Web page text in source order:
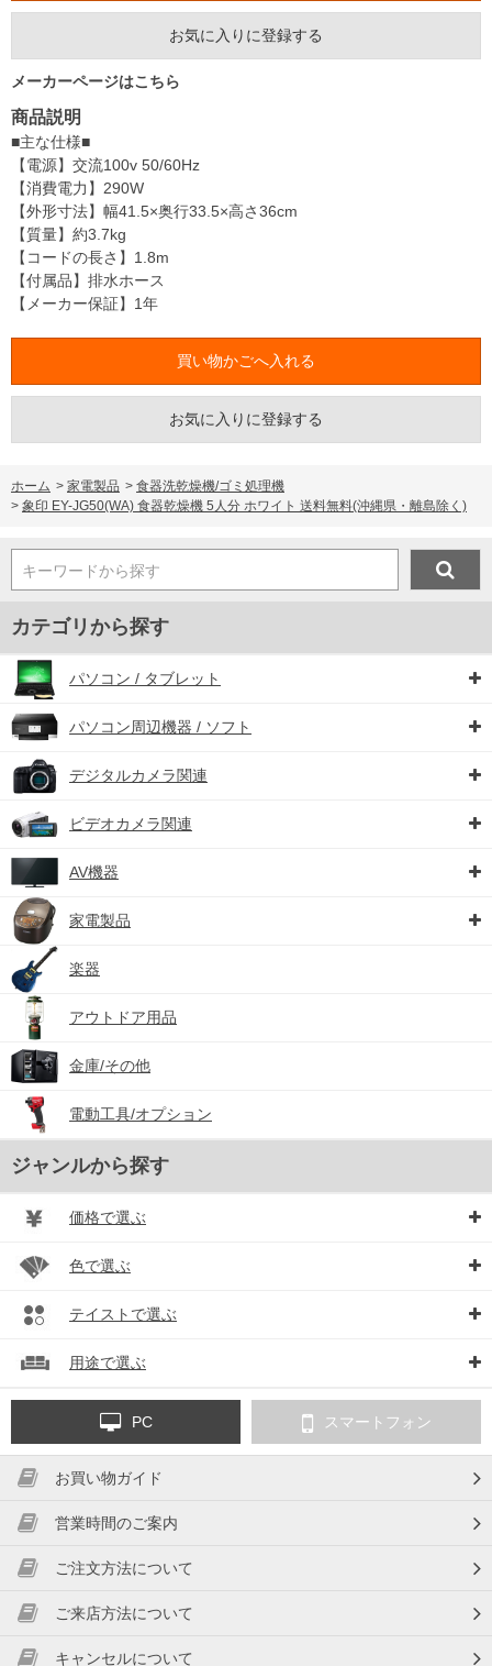
お気に入りに登録する
メーカーページはこちら
商品説明
■主な仕様■
【電源】交流100v 50/60Hz
【消費電力】290W
【外形寸法】幅41.5×奥行33.5×高さ36cm
【質量】約3.7kg
【コードの長さ】1.8m
【付属品】排水ホース
【メーカー保証】1年
お気に入りに登録する
ホーム > 家電製品 > 食器洗乾燥機/ゴミ処理機
> 象印 EY-JG50(WA) 食器乾燥機 5人分 ホワイト 送料無料(沖縄県・離島除く)
キーワードから探す
カテゴリから探す
パソコン / タブレット
パソコン周辺機器 / ソフト
デジタルカメラ関連
ビデオカメラ関連
AV機器
家電製品
楽器
アウトドア用品
金庫/その他
電動工具/オプション
ジャンルから探す
価格で選ぶ
色で選ぶ
テイストで選ぶ
用途で選ぶ
PC スマートフォン
お買い物ガイド
営業時間のご案内
ご注文方法について
ご来店方法について
キャンセルについて